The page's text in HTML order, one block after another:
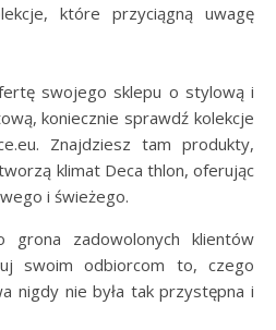
które przyciągną uwagę
swojego sklepu o stylową i
koniecznie sprawdź kolekcje
Znajdziesz tam produkty,
klimat Deca thlon, oferując
i świeżego.
grona zadowolonych klientów
swoim odbiorcom to, czego
nigdy nie była tak przystępna i